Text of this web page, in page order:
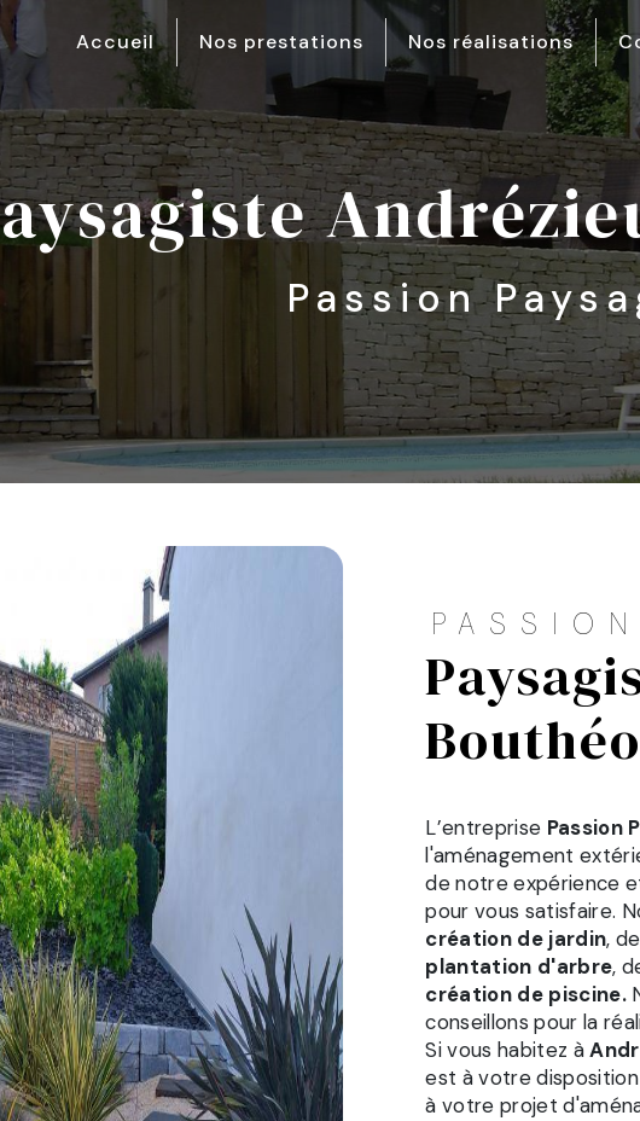
Accueil Nos prestations Nos réalisations
paysagiste
Passion
paysagiste à Andrézieux-
L’entreprise Passion
l'aménagement
de notre expérience
pour vous satisfaire.
création de jardin, de
plantation d'arbre,
création de piscine.
conseillons pour la
Si vous habitez à
est à votre
à votre projet